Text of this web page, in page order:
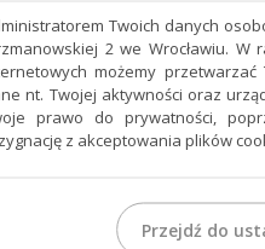
przez Portal
przez Portal Dokumentów?
zostały
dla Portalu
przez Portal
przez Portal
Twoich danych
2 we Wrocławiu.
możemy
nt. Twojej aktywności oraz
prawo do prywatności,
z akceptowania plików
Przejdź do